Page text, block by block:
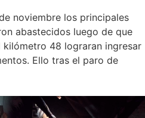
noviembre los principales
abastecidos luego de que
kilómetro 48 lograran ingresar
Ello tras el paro de